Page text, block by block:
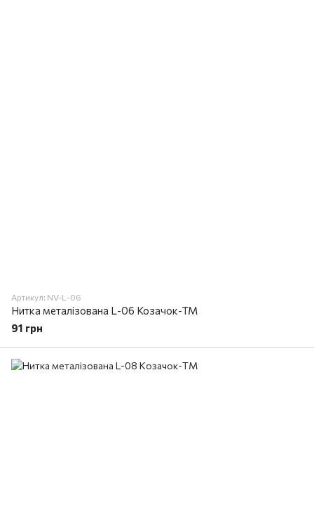
Артикул: NV-L-06
Нитка металізована L-06 Козачок-ТМ
91 грн